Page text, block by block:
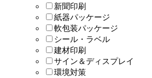
新聞印刷
紙器パッケージ
軟包装パッケージ
シール・ラベル
建材印刷
サイン＆ディスプレイ
環境対策